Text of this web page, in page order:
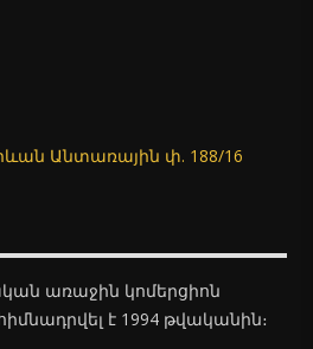
Անտառային փ. 188/16
առաջին կոմերցիոն
է 1994 թվականին։